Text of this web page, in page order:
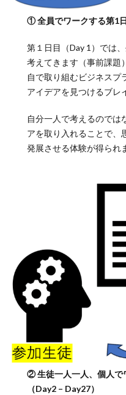
① 全員でワークする第1
第１日目（Day 1）では
考えてきます（事前課題
自で取り組むビジネスプ
アイデアを見つけるブレ
自分一人で考えるのでは
アを取り入れることで、
発展させる体験が得られ
② 生徒一人一人、個人で
（Day2 – Day27）